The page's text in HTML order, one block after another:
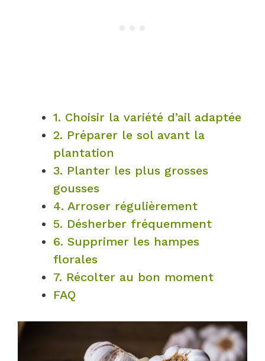
1. Choisir la variété d’ail adaptée
2. Préparer le sol avant la
plantation
3. Planter les plus grosses
gousses
4. Arroser régulièrement
5. Désherber fréquemment
6. Supprimer les hampes
florales
7. Récolter au bon moment
FAQ